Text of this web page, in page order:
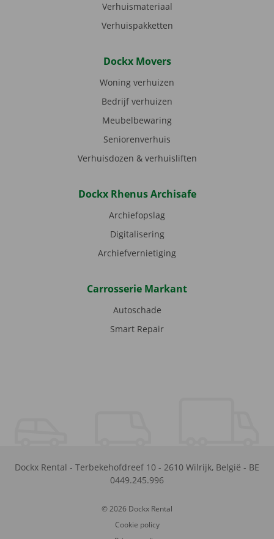
Verhuismateriaal
Verhuispakketten
Dockx Movers
Woning verhuizen
Bedrijf verhuizen
Meubelbewaring
Seniorenverhuis
Verhuisdozen & verhuisliften
Dockx Rhenus Archisafe
Archiefopslag
Digitalisering
Archiefvernietiging
Carrosserie Markant
Autoschade
Smart Repair
Dockx Rental - Terbekehofdreef 10 - 2610 Wilrijk, België - BE
0449.245.996
© 2026 Dockx Rental
Cookie policy